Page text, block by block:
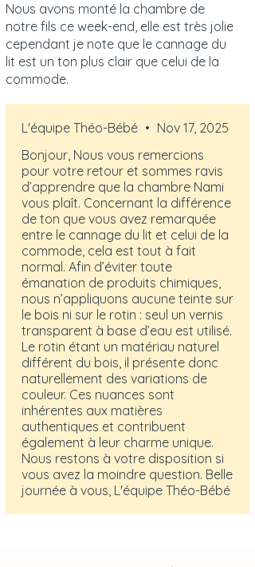
Nous avons monté la chambre de
notre fils ce week-end, elle est très jolie
cependant je note que le cannage du
lit est un ton plus clair que celui de la
commode.
L'équipe Théo-Bébé • Nov 17, 2025
Bonjour, Nous vous remercions
pour votre retour et sommes ravis
d’apprendre que la chambre Nami
vous plaît. Concernant la différence
de ton que vous avez remarquée
entre le cannage du lit et celui de la
commode, cela est tout à fait
normal. Afin d’éviter toute
émanation de produits chimiques,
nous n’appliquons aucune teinte sur
le bois ni sur le rotin : seul un vernis
transparent à base d’eau est utilisé.
Le rotin étant un matériau naturel
différent du bois, il présente donc
naturellement des variations de
couleur. Ces nuances sont
inhérentes aux matières
authentiques et contribuent
également à leur charme unique.
Nous restons à votre disposition si
vous avez la moindre question. Belle
journée à vous, L'équipe Théo-Bébé